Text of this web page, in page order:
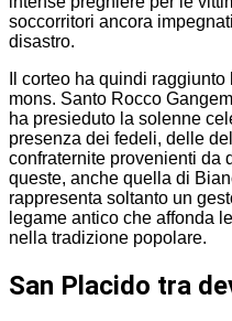
soccorritori ancora
disastro.
Il corteo ha quindi
mons. Santo Rocco
ha presieduto la solenne
presenza dei fedeli, delle
confraternite provenienti da
queste, anche quella di
rappresenta soltanto un
legame antico che affonda
nella tradizione popolare.
San Placido tra